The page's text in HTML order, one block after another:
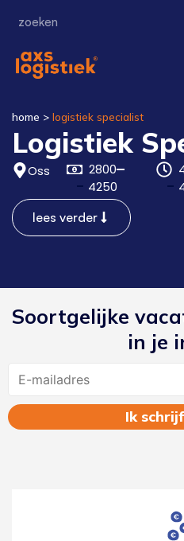
home > logistiek specialist
Logistiek
Oss
2800
4250
lees verder
Soortgelijke
in je